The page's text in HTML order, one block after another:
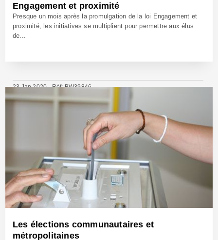
Engagement et proximité
Presque un mois après la promulgation de la loi Engagement et
proximité, les initiatives se multiplient pour permettre aux élus
de...
23 Jan 2020 - Réf: BW39846
Les élections communautaires et
métropolitaines